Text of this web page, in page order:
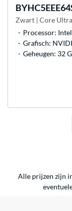
Zwart | Core Ultra
Processor:
Grafisch:
Geheugen: 32
Alle prijzen zijn